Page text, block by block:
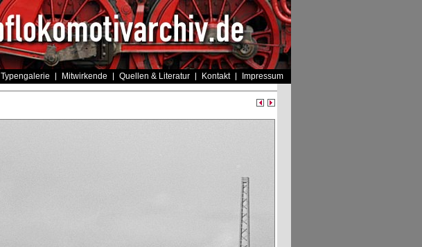
Typengalerie Mitwirkende Quellen & Literatur Kontakt Impressum